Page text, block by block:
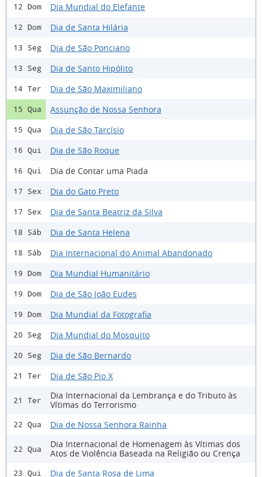
12 Dom Dia Mundial do Elefante
12 Dom Dia de Santa Hilária
13 Seg Dia de São Ponciano
13 Seg Dia de Santo Hipólito
14 Ter Dia de São Maximiliano
15 Qua Assunção de Nossa Senhora
15 Qua Dia de São Tarcísio
16 Qui Dia de São Roque
16 Qui Dia de Contar uma Piada
17 Sex Dia do Gato Preto
17 Sex Dia de Santa Beatriz da Silva
18 Sáb Dia de Santa Helena
18 Sáb Dia Internacional do Animal Abandonado
19 Dom Dia Mundial Humanitário
19 Dom Dia de São João Eudes
19 Dom Dia Mundial da Fotografia
20 Seg Dia Mundial do Mosquito
20 Seg Dia de São Bernardo
21 Ter Dia de São Pio X
21 Ter
Dia Internacional da Lembrança e do Tributo às
Vítimas do Terrorismo
22 Qua Dia de Nossa Senhora Rainha
22 Qua
Dia Internacional de Homenagem às Vítimas dos
Atos de Violência Baseada na Religião ou Crença
23 Qui Dia de Santa Rosa de Lima